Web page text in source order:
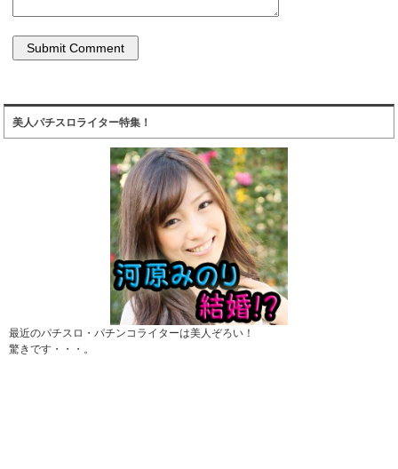
美人パチスロライター特集！
最近のパチスロ・パチンコライターは美人ぞろい！
驚きです・・・。